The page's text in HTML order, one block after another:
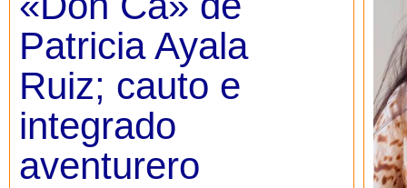
Patricia Ayala
Ruiz; cauto e
integrado
aventurero